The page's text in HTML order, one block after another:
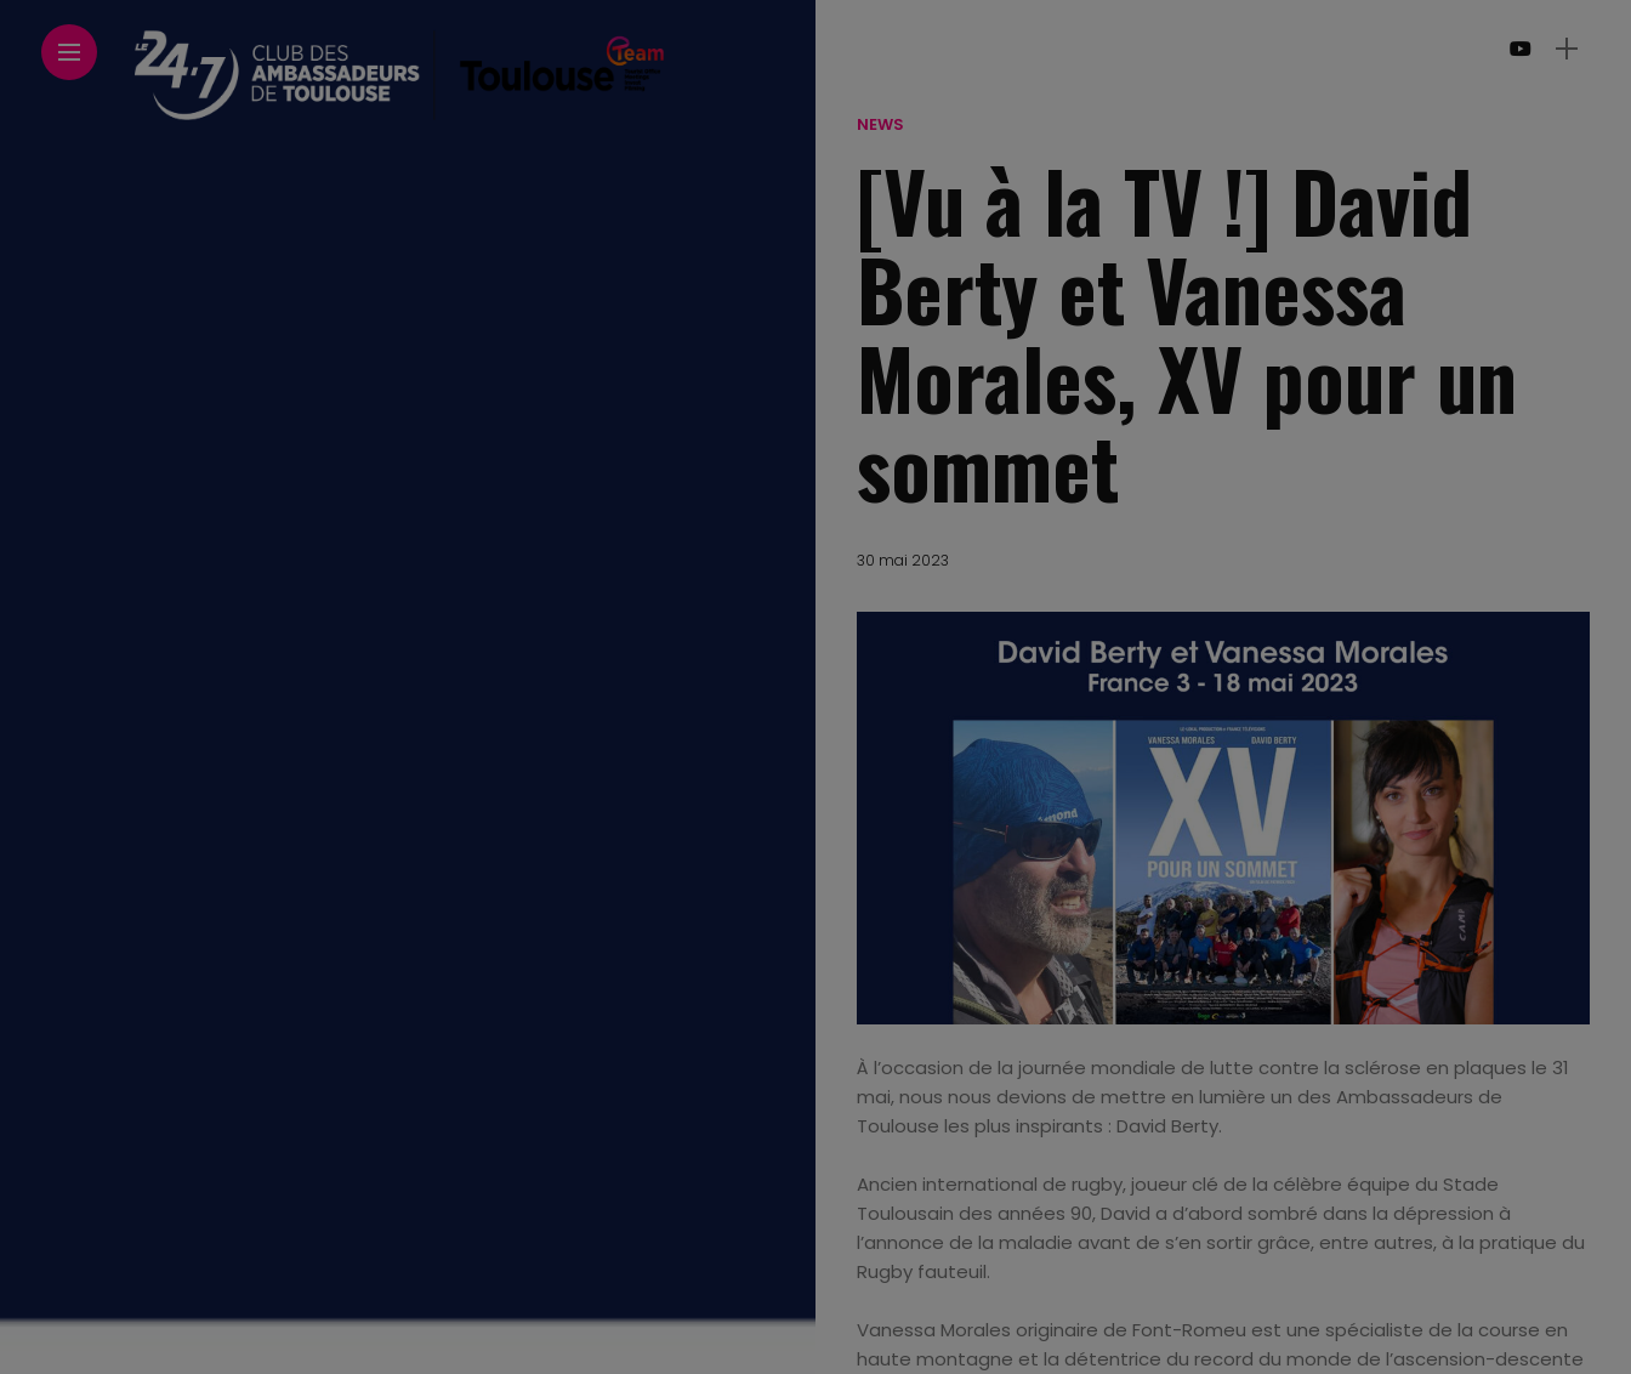
NEWS
[Vu à la TV !] David
Berty et Vanessa
Morales, XV pour un
sommet
30 mai 2023
À l’occasion de la journée mondiale de lutte contre la sclérose en plaques le 31
mai, nous nous devions de mettre en lumière un des Ambassadeurs de
Toulouse les plus inspirants : David Berty.
Ancien international de rugby, joueur clé de la célèbre équipe du Stade
Toulousain des années 90, David a d’abord sombré dans la dépression à
l’annonce de la maladie avant de s’en sortir grâce, entre autres, à la pratique du
Rugby fauteuil.
Vanessa Morales originaire de Font-Romeu est une spécialiste de la course en
haute montagne et la détentrice du record du monde de l’ascension-descente